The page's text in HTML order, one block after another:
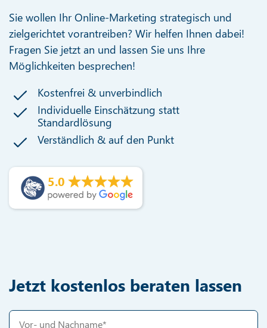
Sie wollen Ihr Online-Marketing strategisch und
zielgerichtet vorantreiben? Wir helfen Ihnen dabei!
Fragen Sie jetzt an und lassen Sie uns Ihre
Möglichkeiten besprechen!
Kostenfrei & unverbindlich
Individuelle Einschätzung statt
Standardlösung
Verständlich & auf den Punkt
5.0
Jetzt kostenlos beraten lassen